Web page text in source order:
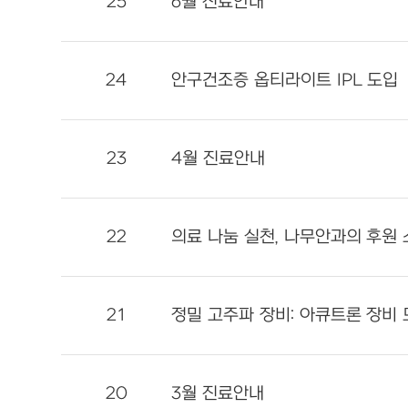
24 안구건조증 옵티라이트 IPL 도입
23 4월 진료안내
22 의료 나눔 실천, 나무안과의 후원
21 정밀 고주파 장비: 아큐트론 장비
20 3월 진료안내